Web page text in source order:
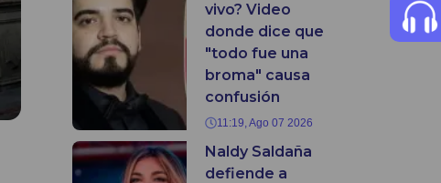
vivo? Video
donde dice que
"todo fue una
broma" causa
confusión
11:19, Ago 07 2026
Naldy Saldaña
defiende a